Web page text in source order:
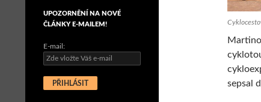
sepsal
UPOZORNĚNÍ NA NOVÉ
ČLÁNKY E-MAILEM!
E-mail: